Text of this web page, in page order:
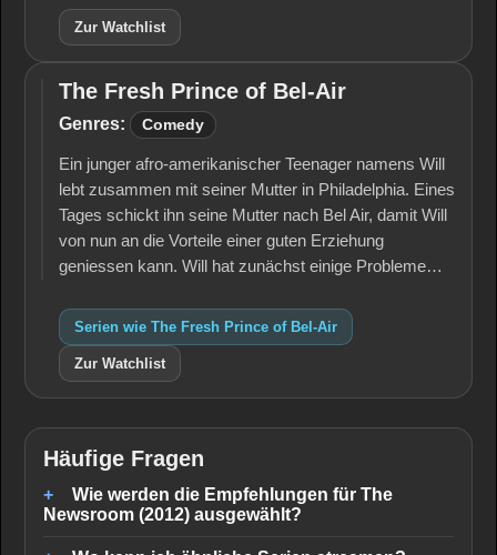
Zur Watchlist
The
Fresh
of
Bel-
Air
The Fresh Prince of Bel-Air
Genres: Comedy
Ein junger afro-amerikanischer Teenager namens Will
lebt zusammen mit seiner Mutter in Philadelphia. Eines
Tages schickt ihn seine Mutter nach Bel Air, damit Will
von nun an die Vorteile einer guten Erziehung
geniessen kann. Will hat zunächst einige Probleme…
Serien wie The Fresh Prince of Bel-Air
Zur Watchlist
Häufige Fragen
Wie werden die Empfehlungen für The
Newsroom (2012) ausgewählt?